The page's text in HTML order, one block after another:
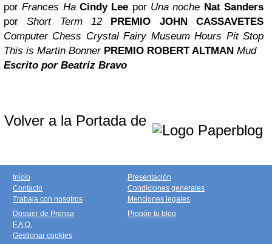
porFrances Ha Cindy Lee por Una noche Nat Sanders
por Short Term 12
PREMIO JOHN CASSAVETES
Computer Chess Crystal Fairy Museum Hours Pit Stop
This is Martin Bonner PREMIO ROBERT ALTMAN Mud
Escrito por Beatriz Bravo
Volver a la Portada de
Inicio
Contacto
Trabaja con nosotros
Presentación
Condiciones generales
Menciones legales
Dossier de Prensa
F.A.Q.
Gestionar cookies
Propón tu blog